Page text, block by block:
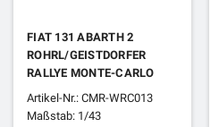
FIAT 131 ABARTH 2
ROHRL/GEISTDORFER
RALLYE MONTE-CARLO
1978 4EME
Artikel-Nr.: CMR-WRC013
Maßstab: 1/43